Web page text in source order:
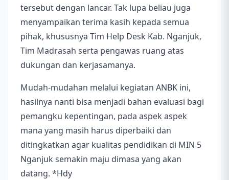
tersebut dengan lancar. Tak lupa beliau juga
menyampaikan terima kasih kepada semua
pihak, khususnya Tim Help Desk Kab. Nganjuk,
Tim Madrasah serta pengawas ruang atas
dukungan dan kerjasamanya.
Mudah-mudahan melalui kegiatan ANBK ini,
hasilnya nanti bisa menjadi bahan evaluasi bagi
pemangku kepentingan, pada aspek aspek
mana yang masih harus diperbaiki dan
ditingkatkan agar kualitas pendidikan di MIN 5
Nganjuk semakin maju dimasa yang akan
datang. *Hdy